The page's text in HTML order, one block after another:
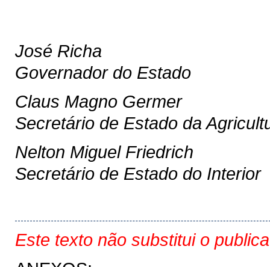
José Richa
Governador do Estado
Claus Magno Germer
Secretário de Estado da
Nelton Miguel Friedrich
Secretário de Estado do Interior
Este texto não substitui o